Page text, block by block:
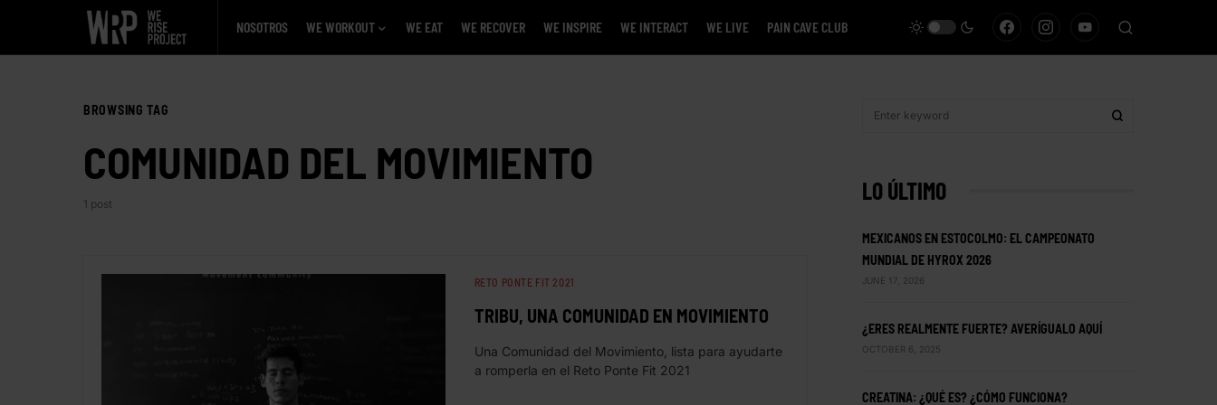
NOSOTROS WE WORKOUT WE EAT WE RECOVER WE INSPIRE WE INTERACT WE LIVE PAIN CAVE CLUB
BROWSING TAG
COMUNIDAD DEL MOVIMIENTO
1 post
RETO PONTE FIT 2021
TRIBU, UNA COMUNIDAD EN MOVIMIENTO
Una Comunidad del Movimiento, lista para ayudarte
a romperla en el Reto Ponte Fit 2021
LO ÚLTIMO
MEXICANOS EN ESTOCOLMO: EL CAMPEONATO
MUNDIAL DE HYROX 2026
JUNE 17, 2026
¿ERES REALMENTE FUERTE? AVERÍGUALO AQUÍ
OCTOBER 6, 2025
CREATINA: ¿QUÉ ES? ¿CÓMO FUNCIONA?